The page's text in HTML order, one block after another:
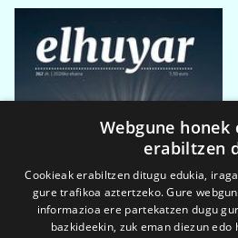
Webgune honek
erabiltzen
Cookieak erabiltzen ditugu edukia,
gure trafikoa aztertzeko. Gure
informazioa ere partekatzen dugu
bazkideekin, zuk eman diezun